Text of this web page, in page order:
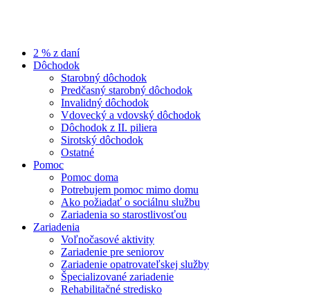
2 % z daní
Dôchodok
Starobný dôchodok
Predčasný starobný dôchodok
Invalidný dôchodok
Vdovecký a vdovský dôchodok
Dôchodok z II. piliera
Sirotský dôchodok
Ostatné
Pomoc
Pomoc doma
Potrebujem pomoc mimo domu
Ako požiadať o sociálnu službu
Zariadenia so starostlivosťou
Zariadenia
Voľnočasové aktivity
Zariadenie pre seniorov
Zariadenie opatrovateľskej služby
Špecializované zariadenie
Rehabilitačné stredisko